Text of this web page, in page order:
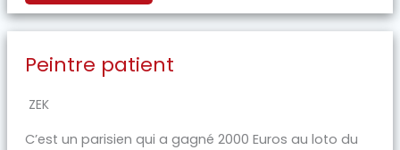
Peintre patient
ZEK
C’est un parisien qui a gagné 2000 Euros au loto du